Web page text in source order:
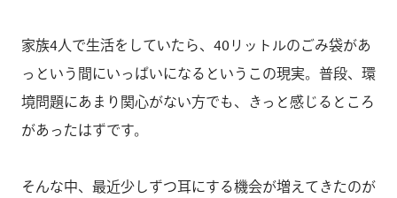
家族4人で生活をしていたら、40リットルのごみ袋があ
っという間にいっぱいになるというこの現実。普段、環
境問題にあまり関心がない方でも、きっと感じるところ
があったはずです。
そんな中、最近少しずつ耳にする機会が増えてきたのが